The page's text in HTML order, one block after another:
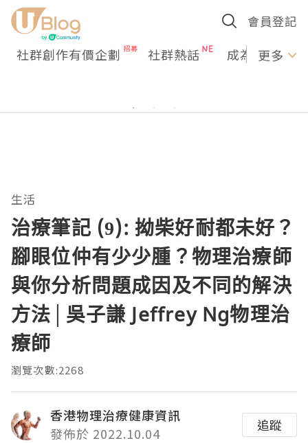
會員登記
社群創作有價企劃 社群熱話 成為U更多
生活
治療筆記 (9): 拗柴好耐都未好？
腳眼位仲有少少腫？物理治療師
與你分析問題成因及不同的解決
方法│吳子謙 Jeffrey Ng物理治
療師
瀏覽次數:2268
香港物理治療健康資訊
發佈於 2022.10.04
追蹤